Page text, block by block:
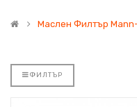
Маслен Филтър
ФИЛТЪР